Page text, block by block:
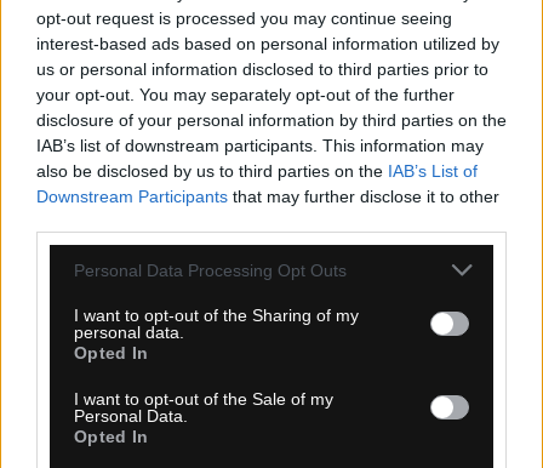
opt-out request is processed you may continue seeing
interest-based ads based on personal information utilized by
us or personal information disclosed to third parties prior to
your opt-out. You may separately opt-out of the further
disclosure of your personal information by third parties on the
IAB’s list of downstream participants. This information may
also be disclosed by us to third parties on the IAB’s List of
Downstream Participants that may further disclose it to other
Personal Data Processing Opt Outs
I want to opt-out of the Sharing of my
personal data.
Opted In
I want to opt-out of the Sale of my
Personal Data.
Opted In
KÚPIŤ
PINARELLO ELITE FĽAŠA 750 ML ČIERNA